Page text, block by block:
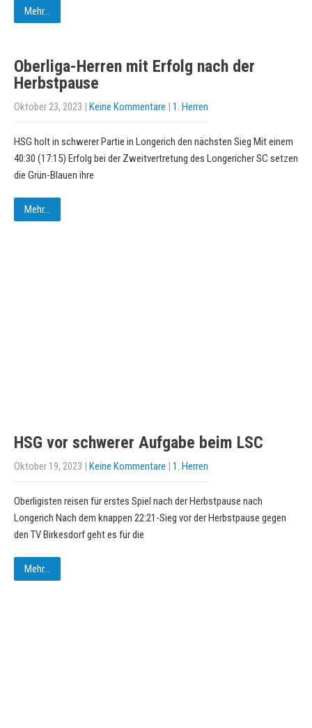
Mehr...
Oberliga-Herren mit Erfolg nach der
Herbstpause
Oktober 23, 2023 | Keine Kommentare | 1. Herren
HSG holt in schwerer Partie in Longerich den nächsten Sieg Mit einem
40:30 (17:15) Erfolg bei der Zweitvertretung des Longericher SC setzen
die Grün-Blauen ihre
Mehr...
HSG vor schwerer Aufgabe beim LSC
Oktober 19, 2023 | Keine Kommentare | 1. Herren
Oberligisten reisen für erstes Spiel nach der Herbstpause nach
Longerich Nach dem knappen 22:21-Sieg vor der Herbstpause gegen
den TV Birkesdorf geht es für die
Mehr...